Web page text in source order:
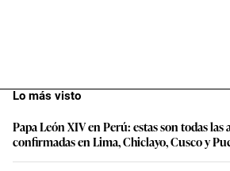
Lo más visto
Papa León XIV en Perú: estas son todas las
confirmadas en Lima, Chiclayo, Cusco y